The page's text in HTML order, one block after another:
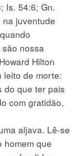
Is. 54:6; Gn.
juventude
nossa
Hilton
leito de morte:
do que ter pais
com gratidão,
aljava. Lê-se
homem que